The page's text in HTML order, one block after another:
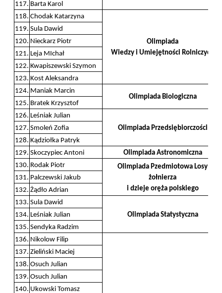
117. Barta Karol
118. Chodak Katarzyna
Olimpiada
Wiedzy i Umiejętności Rolniczych
119. Sula Dawid
120. Nieckarz Piotr
121. Leja MIchał
122. Kwapiszewski Szymon
123. Kost Aleksandra
124. Maniak Marcin
Olimpiada Biologiczna
125. Bratek Krzysztof
126. Leśniak Julian
Olimpiada Przedsiębiorczości
127. Smoleń Zofia
128. Kądziołka Patryk
129. Skoczypiec Antoni
Olimpiada Astronomiczna
130. Rodak Piotr
Olimpiada Pzedmiotowa Losy
żołnierza
i dzieje oręża polskiego
131. Palczewski Jakub
132. Żądło Adrian
133. Sula Dawid
Olimpiada Statystyczna
134. Leśniak Julian
135. Sendyka Radzim
136. Nikolow Filip
137. Zieliński Maciej
138. Osuch Julian
139. Osuch Julian
140. Ukowski Tomasz